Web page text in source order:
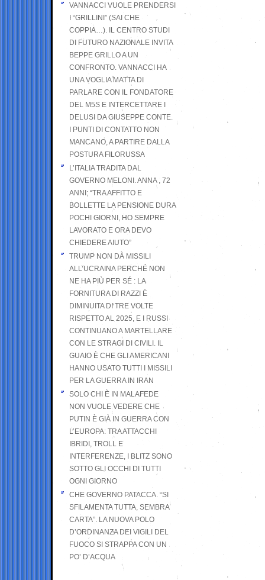
VANNACCI VUOLE PRENDERSI
I “GRILLINI” (SAI CHE
COPPIA…). IL CENTRO STUDI
DI FUTURO NAZIONALE INVITA
BEPPE GRILLO A UN
CONFRONTO. VANNACCI HA
UNA VOGLIA MATTA DI
PARLARE CON IL FONDATORE
DEL M5S E INTERCETTARE I
DELUSI DA GIUSEPPE CONTE.
I PUNTI DI CONTATTO NON
MANCANO, A PARTIRE DALLA
POSTURA FILORUSSA
L’ITALIA TRADITA DAL
GOVERNO MELONI. ANNA , 72
ANNI; “TRA AFFITTO E
BOLLETTE LA PENSIONE DURA
POCHI GIORNI, HO SEMPRE
LAVORATO E ORA DEVO
CHIEDERE AIUTO”
TRUMP NON DÀ MISSILI
ALL’UCRAINA PERCHÉ NON
NE HA PIÙ PER SÉ : LA
FORNITURA DI RAZZI È
DIMINUITA DI TRE VOLTE
RISPETTO AL 2025, E I RUSSI
CONTINUANO A MARTELLARE
CON LE STRAGI DI CIVILI. IL
GUAIO È CHE GLI AMERICANI
HANNO USATO TUTTI I MISSILI
PER LA GUERRA IN IRAN
SOLO CHI È IN MALAFEDE
NON VUOLE VEDERE CHE
PUTIN È GIÀ IN GUERRA CON
L’EUROPA: TRA ATTACCHI
IBRIDI, TROLL E
INTERFERENZE, I BLITZ SONO
SOTTO GLI OCCHI DI TUTTI
OGNI GIORNO
CHE GOVERNO PATACCA. “SI
SFILAMENTA TUTTA, SEMBRA
CARTA”. LA NUOVA POLO
D’ORDINANZA DEI VIGILI DEL
FUOCO SI STRAPPA CON UN
PO’ D’ACQUA